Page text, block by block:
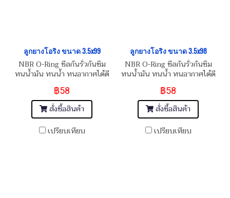
ลูกยางโอริง ขนาด 3.5x99
NBR O-Ring ซีลกันรั่วกันซึม
ทนน้ำมัน ทนน้ำ ทนอากาศได้ดี
฿58
สั่งซื้อสินค้า
เปรียบเทียบ
ลูกยางโอริง ขนาด 3.5x98
NBR O-Ring ซีลกันรั่วกันซึม
ทนน้ำมัน ทนน้ำ ทนอากาศได้ดี
฿58
สั่งซื้อสินค้า
เปรียบเทียบ